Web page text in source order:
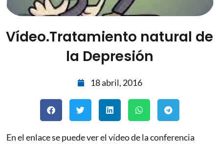
Vídeo.Tratamiento natural de
la Depresión
18 abril, 2016
En el enlace se puede ver el vídeo de la conferencia